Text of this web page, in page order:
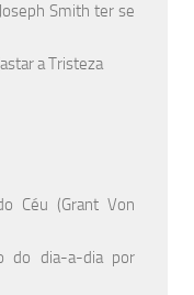
Smith ter se
a Tristeza
Céu (Grant Von
do dia-a-dia por